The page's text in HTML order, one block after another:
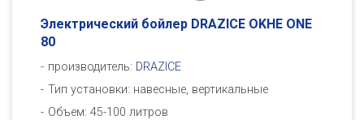
Электрический бойлер DRAZICE OKHE ONE
80
производитель: DRAZICE
Тип установки: навесные, вертикальные
Объем: 45-100 литров